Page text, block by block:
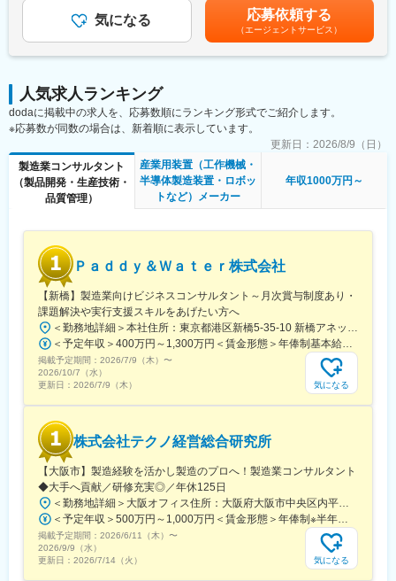
◆募集背景：
当部門の大型船舶用過給機（ターボチャージャ）は、過給機は世
界トップシェアであり、低炭素／脱炭素化が求められる舶用業界
開を進めており、製品ブランド維持のためにSCM・ライセンシー
の指導強化や、生産技術の高度化（自動化、DX、AM技術等）が
急務となっています。
そのため、生産技術職を経験した即戦力として活躍できる人材を
必要としています。
◇要件定義・仕様設計
◇プロトタイプの作成管理、試験導入管理
■特徴：
ロセス開発から実業務まで」ワンストップで担うため、顧客の設
計に深く入り込んで顧客満足度を高めることができ、現在引き合
いが増加しています。
■魅力：
・導入結果まで見ていく顧客視点：課題を解決し、プロセス改善
をすることが目的のため、顧客の導入後まで技術者と一緒に伴走
することができます。
として、日本の主要メーカーに入り込み、課題を解決していく点
に面白さとやりがいがあります。
■当社について：
当社はエンジニアにスキルを高めてもらい、最終的には自社に帰
ってきて開発をしてもらうという独自のビジネスモデルがござい
ます。そのため、エンジニアの成長を何よりも重要視していま
す。今期は組織改革も行い、3～5年後の自社開発に向け動き出し
ています。
目安の金額であり、選考を通じて上下する可能性があります。月
給(月額)は固定手当を含めた表記です。
気になる 応募依頼する
（エージェントサービス）
人気求人ランキング
dodaに掲載中の求人を、応募数順にランキング形式でご紹介します。
※応募数が同数の場合は、新着順に表示しています。
更新日： 2026/8/9（日）
製造業コンサルタント
（製品開発・生産技術・
品質管理）
産業用装置（工作機械・
半導体製造装置・ロボッ
トなど）メーカー
年収1000万円～
Ｐａｄｄｙ＆Ｗａｔｅｒ株式会社
【新橋】製造業向けビジネスコンサルタント～月次賞与制度あり・
課題解決や実行支援スキルをあげたい方へ
＜勤務地詳細＞本社住所：東京都港区新橋5-35-10 新橋アネックス3F-B2勤務地最寄駅：都営三田線／御成門駅受動喫煙対策：屋内全面禁煙
＜予定年収＞400万円～1,300万円＜賃金形態＞年俸制基本給与にみなし残業手当含む（法廷時間外労働80時間分を含む）＜賃金内訳＞年額（基本給）：4,000,000円～13,000,000円固定残業手当/月：120,000円～360,000円（固定残業時間80時間0分/月）超過した時間外労働の残業手当は追加支給＜月額＞453,333円～1,443,333円（12分割）（一律手当を含む）＜昇給有無＞有＜残業手当＞有＜給与補足＞■年俸を12で割り月々支給。■昇給：年1回（12月）■契約金額の数％を「月次賞与（インセンティブ）」としてプロジェクトメンバーに還元■在宅手当（会社規定による）賃金はあくまでも目安の金額であり、選考を通じて上下する可能性があります。月給(月額)は固定手当を含めた表記です。
掲載予定期間： 2026/7/9（木） 〜
2026/10/7（水）
更新日： 2026/7/9（木） 気になる
株式会社テクノ経営総合研究所
【大阪市】製造経験を活かし製造のプロへ！製造業コンサルタント
◆大手へ貢献／研修充実◎／年休125日
＜勤務地詳細＞大阪オフィス住所：大阪府大阪市中央区内平野町2-3-14 ライオンズビル大手前 4階勤務地最寄駅：地下鉄谷町線線／天満橋駅受動喫煙対策：屋内全面禁煙変更の範囲：会社の定める事業所
＜予定年収＞500万円～1,000万円＜賃金形態＞年俸制※半年俸制＜賃金内訳＞年額（基本給）：5,000,000円～6,000,000円固定残業手当/月：35,500円～50,000円（固定残業時間15時間0分/月）超過した時間外労働の残業手当は追加支給＜月額＞452,166円～550,000円（12分割）（一律手当を含む）＜昇給有無＞有＜残業手当＞有＜給与補足＞■半年俸制 ■賞与年2回（経験・能力により設定※半期毎に成果実績により見直し設定。■年収例：・870万円／入社4年目／47歳／月給40万円＋賞与・1070万円／入社6年目／39歳／月給52万円＋賞与・1480万円 入社11年目 （月給80万円＋賞与）賃金はあくまでも目安の金額であり、選考を通じて上下する可能性があります。月給(月額)は固定手当を含めた表記です。
掲載予定期間： 2026/6/11（木） 〜
2026/9/9（水）
更新日： 2026/7/14（火） 気になる